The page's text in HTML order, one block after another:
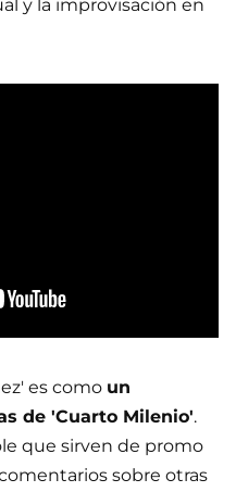
y la improvisación en
es como un
de 'Cuarto Milenio'.
que sirven de promo
sobre otras